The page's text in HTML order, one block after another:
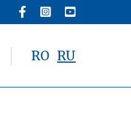
RO RU